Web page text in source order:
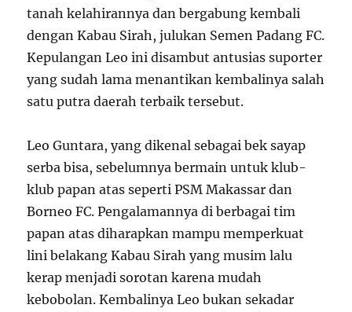
tanah kelahirannya dan bergabung kembali
dengan Kabau Sirah, julukan Semen Padang FC.
Kepulangan Leo ini disambut antusias suporter
yang sudah lama menantikan kembalinya salah
satu putra daerah terbaik tersebut.
Leo Guntara, yang dikenal sebagai bek sayap
serba bisa, sebelumnya bermain untuk klub-
klub papan atas seperti PSM Makassar dan
Borneo FC. Pengalamannya di berbagai tim
papan atas diharapkan mampu memperkuat
lini belakang Kabau Sirah yang musim lalu
kerap menjadi sorotan karena mudah
kebobolan. Kembalinya Leo bukan sekadar